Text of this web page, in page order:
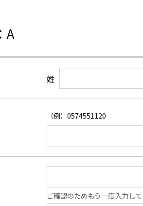
A
姓
（例）0574551120
ご確認のためもう一度入力し